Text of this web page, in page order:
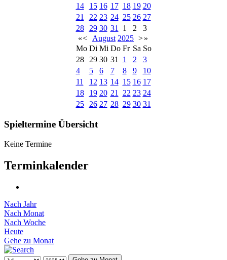
14
15 16 17 18 19 20
21
22 23 24 25 26 27
28
29 30 31 1 2
3
«< August 2025 >»
Mo Di Mi Do Fr Sa So
28
29 30 31 1 2
3
4
5 6 7 8 9
10
11
12 13 14 15 16 17
18
19 20 21 22 23 24
25
26 27 28 29 30 31
Spieltermine Übersicht
Keine Termine
Terminkalender
Nach Jahr
Nach Monat
Nach Woche
Heute
Gehe zu Monat